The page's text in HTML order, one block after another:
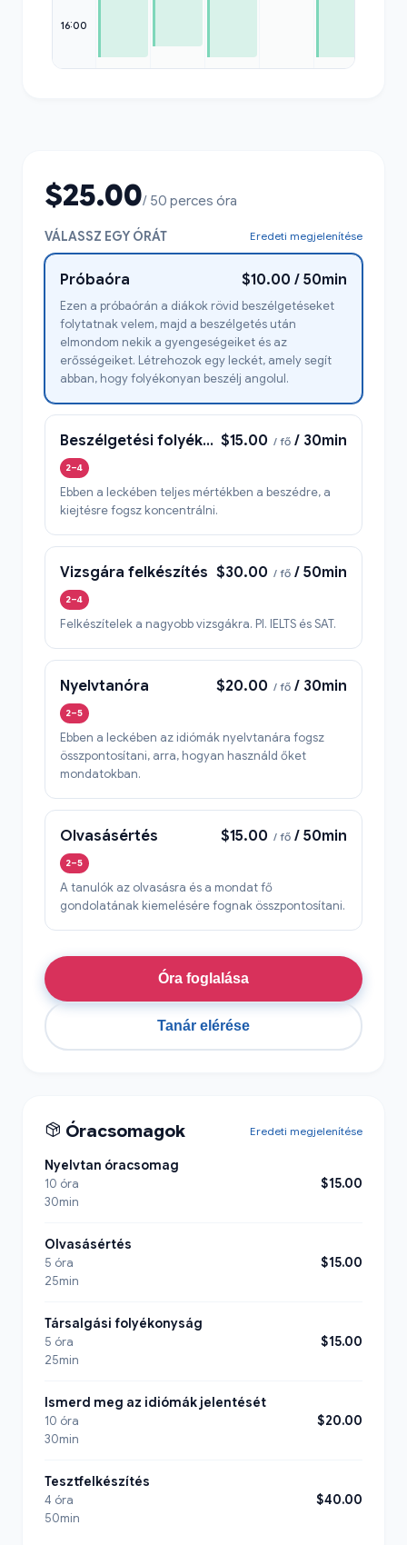
16:00
$25.00/ 50 perces óra
VÁLASSZ EGY ÓRÁT Eredeti megjelenítése
Próbaóra $10.00 / 50min
Ezen a próbaórán a diákok rövid beszélgetéseket
folytatnak velem, majd a beszélgetés után
elmondom nekik a gyengeségeiket és az
erősségeiket. Létrehozok egy leckét, amely segít
abban, hogy folyékonyan beszélj angolul.
Beszélgetési folyékonyság lecke $15.00 / fő / 30min
2–4
Ebben a leckében teljes mértékben a beszédre, a
kiejtésre fogsz koncentrálni.
Vizsgára felkészítés $30.00 / fő / 50min
2–4
Felkészítelek a nagyobb vizsgákra. Pl. IELTS és SAT.
Nyelvtanóra $20.00 / fő / 30min
2–5
Ebben a leckében az idiómák nyelvtanára fogsz
összpontosítani, arra, hogyan használd őket
mondatokban.
Olvasásértés $15.00 / fő / 50min
2–5
A tanulók az olvasásra és a mondat fő
gondolatának kiemelésére fognak összpontosítani.
Óra foglalása
Tanár elérése
Óracsomagok Eredeti megjelenítése
Nyelvtan óracsomag
10 óra
30min
$15.00
Olvasásértés
5 óra
25min
$15.00
Társalgási folyékonyság
5 óra
25min
$15.00
Ismerd meg az idiómák jelentését
10 óra
30min
$20.00
Tesztfelkészítés
4 óra
50min
$40.00